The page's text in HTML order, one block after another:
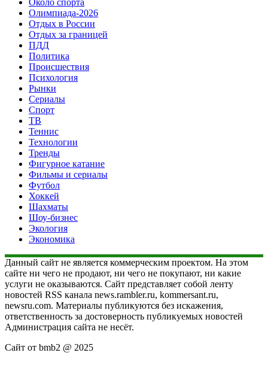
Олимпиада-2026
Отдых в России
Отдых за границей
ПДД
Политика
Происшествия
Психология
Рынки
Сериалы
Спорт
ТВ
Теннис
Технологии
Тренды
Фигурное катание
Фильмы и сериалы
Футбол
Хоккей
Шахматы
Шоу-бизнес
Экология
Экономика
Данный сайт не является коммерческим проектом. На этом
сайте ни чего не продают, ни чего не покупают, ни какие
услуги не оказываются. Сайт представляет собой ленту
новостей RSS канала news.rambler.ru, kommersant.ru,
newsru.com. Материалы публикуются без искажения,
ответственность за достоверность публикуемых новостей
Администрация сайта не несёт.
Сайт от bmb2 @ 2025